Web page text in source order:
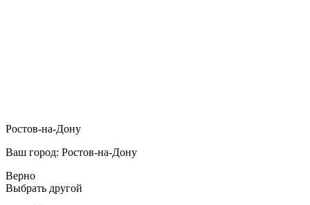
Ростов-на-Дону
Ваш город: Ростов-на-Дону
Верно
Выбрать другой